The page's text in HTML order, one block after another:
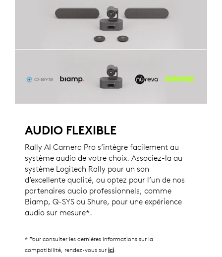
AUDIO FLEXIBLE
Rally AI Camera Pro s’intègre facilement au
système audio de votre choix. Associez-la au
système Logitech Rally pour un son
d’excellente qualité, ou optez pour l’un de nos
partenaires audio professionnels, comme
Biamp, Q-SYS ou Shure, pour une expérience
audio sur mesure*.
* Pour consulter les dernières informations sur la
compatibilité, rendez-vous sur ici